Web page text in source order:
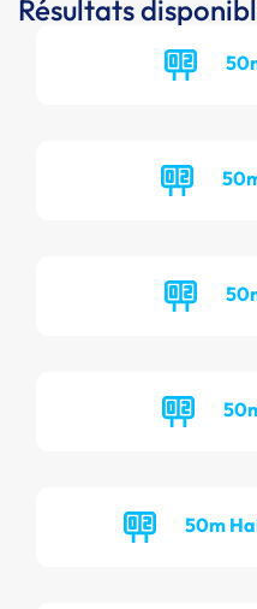
Résultats
50m